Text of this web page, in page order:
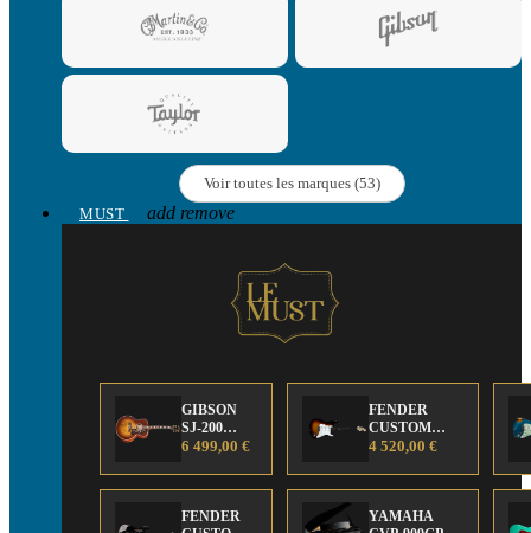
Voir toutes les marques (53)
MUST
add remove
GIBSON
SJ-200
Anniversary
Edition
6 499,00 €
FENDER
CUSTOM
SHOP Strat 63'
4 520,00 €
FENDER
YAMAHA